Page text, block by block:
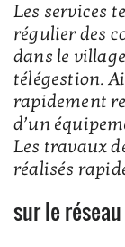
Les services
régulier des
dans le
télégestion.
rapidement
d’un
Les travaux
réalisés
sur le